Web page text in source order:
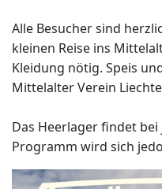
Alle Besucher sind
kleinen Reise ins
Kleidung nötig. Speis
Mittelalter Verein
Das Heerlager findet
Programm wird sich